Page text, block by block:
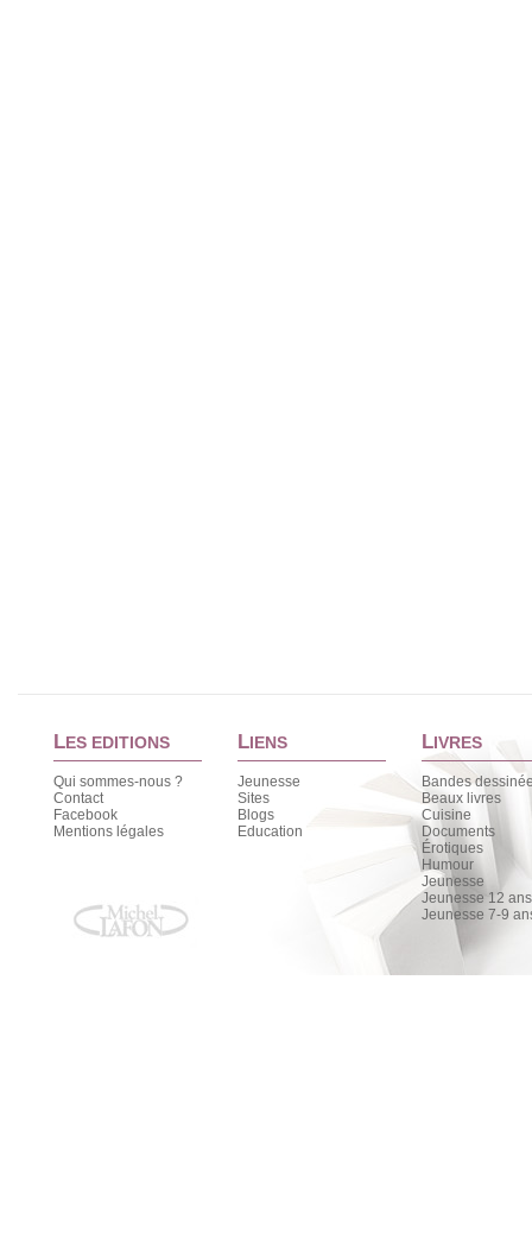
LES EDITIONS
Qui sommes-nous ?
Contact
Facebook
Mentions légales
LIENS
Jeunesse
Sites
Blogs
Education
LIVRES
Bandes
Beaux livres
Cuisine
Documents
Érotiques
Humour
Jeunesse
Jeunesse 12
Jeunesse 7-9